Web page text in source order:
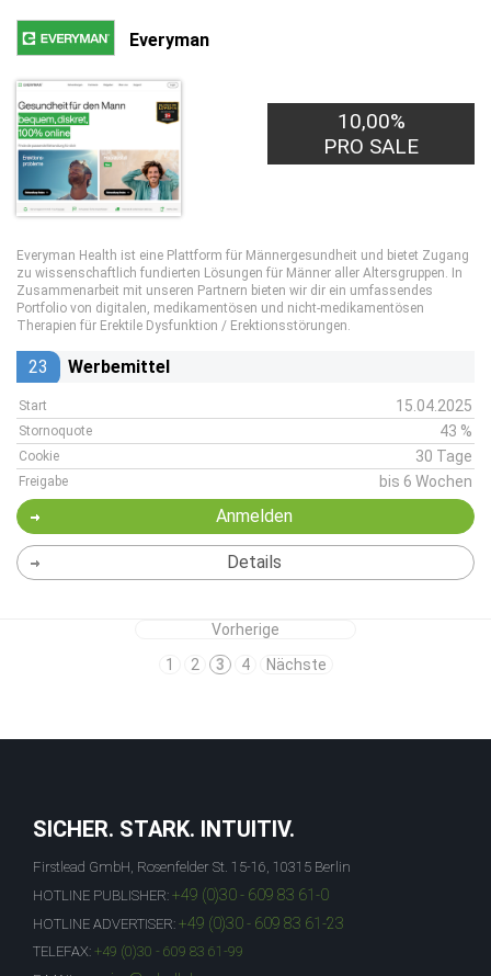
Everyman
10,00%
PRO SALE
Everyman Health ist eine Plattform für Männergesundheit und bietet Zugang
zu wissenschaftlich fundierten Lösungen für Männer aller Altersgruppen. In
Zusammenarbeit mit unseren Partnern bieten wir dir ein umfassendes
Portfolio von digitalen, medikamentösen und nicht-medikamentösen
Therapien für Erektile Dysfunktion / Erektionsstörungen.
23 Werbemittel
Start 15.04.2025
Stornoquote 43 %
Cookie 30 Tage
Freigabe bis 6 Wochen
Anmelden
Details
Vorherige
1
2 3 4 Nächste
SICHER. STARK. INTUITIV.
Firstlead GmbH, Rosenfelder St. 15-16, 10315 Berlin
HOTLINE PUBLISHER: +49 (0)30 - 609 83 61-0
HOTLINE ADVERTISER: +49 (0)30 - 609 83 61-23
TELEFAX: +49 (0)30 - 609 83 61-99